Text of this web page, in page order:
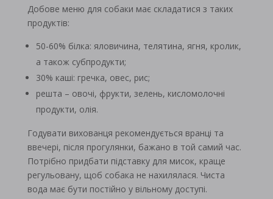
Добове меню для собаки має складатися з таких
продуктів:
50-60% білка: яловичина, телятина, ягня, кролик,
а також субпродукти;
30% каші: гречка, овес, рис;
решта – овочі, фрукти, зелень, кисломолочні
продукти, олія.
Годувати вихованця рекомендується вранці та
ввечері, після прогулянки, бажано в той самий час.
Потрібно придбати підставку для мисок, краще
регульовану, щоб собака не нахилялася. Чиста
вода має бути постійно у вільному доступі.